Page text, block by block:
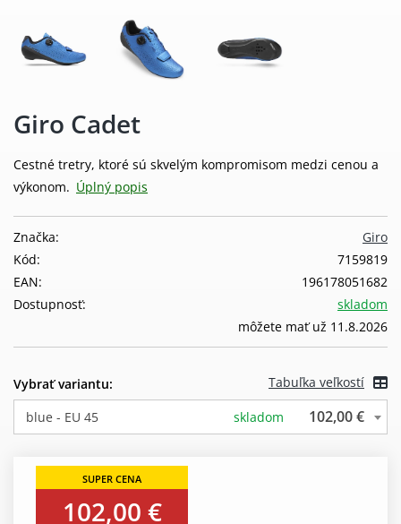
Giro Cadet
Cestné tretry, ktoré sú skvelým kompromisom medzi cenou a
výkonom. Úplný popis
Giro
Značka:
7159819
Kód:
196178051682
EAN:
skladom
môžete mať už 11.8.2026
Dostupnosť:
Vybrať variantu: Tabuľka veľkostí
blue - EU 45 skladom 102,00 €
102,00 €